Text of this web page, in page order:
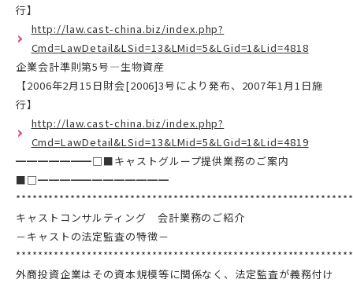
行】
http://law.cast-china.biz/index.php?
Cmd=LawDetail&LSid=13&LMid=5&LGid=1&Lid=4818
企業会計準則第5号―生物資産
【2006年2月15日財会[2006]3号により発布、2007年1月1日施
行】
http://law.cast-china.biz/index.php?
Cmd=LawDetail&LSid=13&LMid=5&LGid=1&Lid=4819
━━━━━━━□■キャストグループ提供業務のご案内
■□━━━━━━━━━━━━
キャストコンサルティング 会計業務のご紹介
－キャストの法定監査の特徴－
外商投資企業はその資本規模等に関係なく、法定監査が義務付け